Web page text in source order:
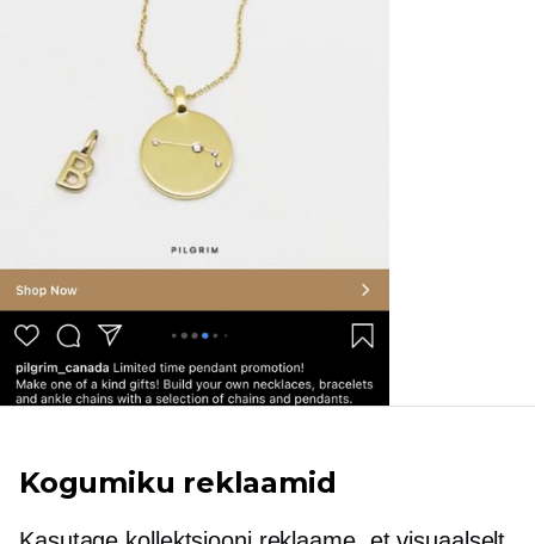
Kogumiku reklaamid